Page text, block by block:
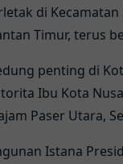
di Kecamatan
Timur, terus
penting di
Ibu Kota
Paser Utara,
Istana